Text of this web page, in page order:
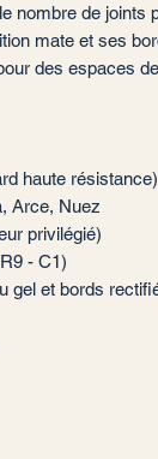
nombre de joints
mate et ses
des espaces
haute résistance)
Arce, Nuez
privilégié)
- C1)
gel et bords